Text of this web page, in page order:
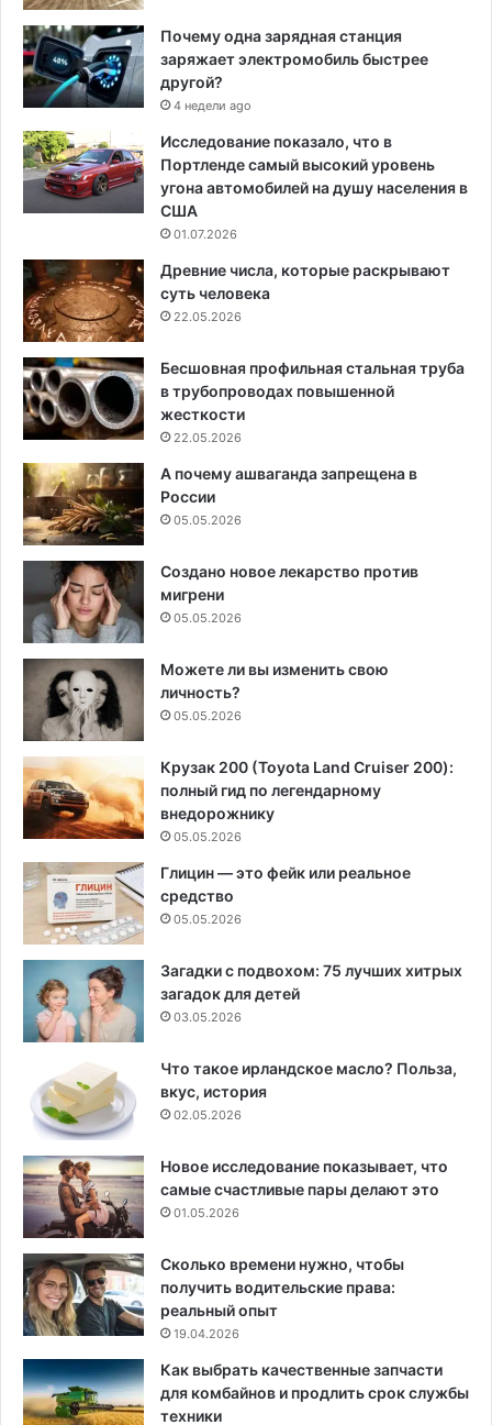
Почему одна зарядная станция
заряжает электромобиль быстрее
другой?
4 недели ago
Исследование показало, что в
Портленде самый высокий уровень
угона автомобилей на душу населения в
США
01.07.2026
Древние числа, которые раскрывают
суть человека
22.05.2026
Бесшовная профильная стальная труба
в трубопроводах повышенной
жесткости
22.05.2026
А почему ашваганда запрещена в
России
05.05.2026
Создано новое лекарство против
мигрени
05.05.2026
Можете ли вы изменить свою
личность?
05.05.2026
Крузак 200 (Toyota Land Cruiser 200):
полный гид по легендарному
внедорожнику
05.05.2026
Глицин — это фейк или реальное
средство
05.05.2026
Загадки с подвохом: 75 лучших хитрых
загадок для детей
03.05.2026
Что такое ирландское масло? Польза,
вкус, история
02.05.2026
Новое исследование показывает, что
самые счастливые пары делают это
01.05.2026
Сколько времени нужно, чтобы
получить водительские права:
реальный опыт
19.04.2026
Как выбрать качественные запчасти
для комбайнов и продлить срок службы
техники